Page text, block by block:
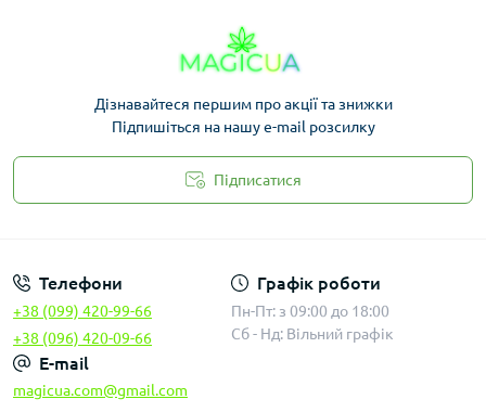
Дізнавайтеся першим про акції та знижки
Підпишіться на нашу e-mail розсилку
Підписатися
Телефони
+38 (099) 420-99-66
+38 (096) 420-09-66
Графік роботи
Пн-Пт: з 09:00 до 18:00
Сб - Нд: Вільний графік
E-mail
magicua.com@gmail.com